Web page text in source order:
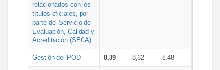
relacionados con los
títulos oficiales, por
parte del Servicio de
Evaluación, Calidad y
Acreditación (SECA)
Gestión del POD 8,89 8,62 8,48